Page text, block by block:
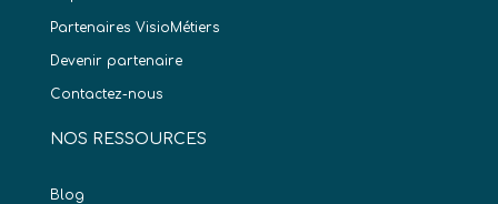
Partenaires VisioMétiers
Devenir partenaire
Contactez-nous
NOS RESSOURCES
Blog